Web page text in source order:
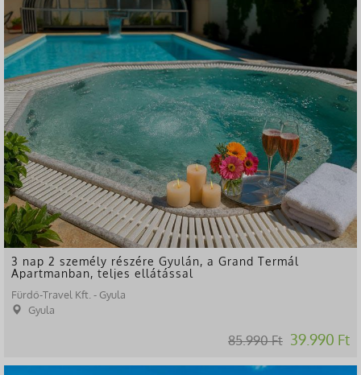
-53%
3 nap 2 személy részére Gyulán, a Grand Termál
Apartmanban, teljes ellátással
Fürdő-Travel Kft. - Gyula
Gyula
85.990 Ft 39.990 Ft